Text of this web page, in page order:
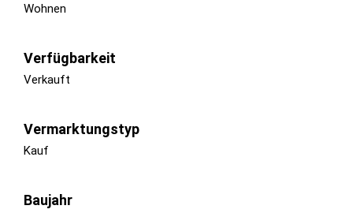
Wohnen
Verfügbarkeit
Verkauft
Vermarktungstyp
Kauf
Baujahr